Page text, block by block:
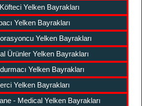
Yelken Bayrakları
Yelken Bayrakları
Yelken Bayrakları
Ürünler Yelken Bayrakları
Yelken Bayrakları
Yelken Bayrakları
- Medical Yelken Bayrakları